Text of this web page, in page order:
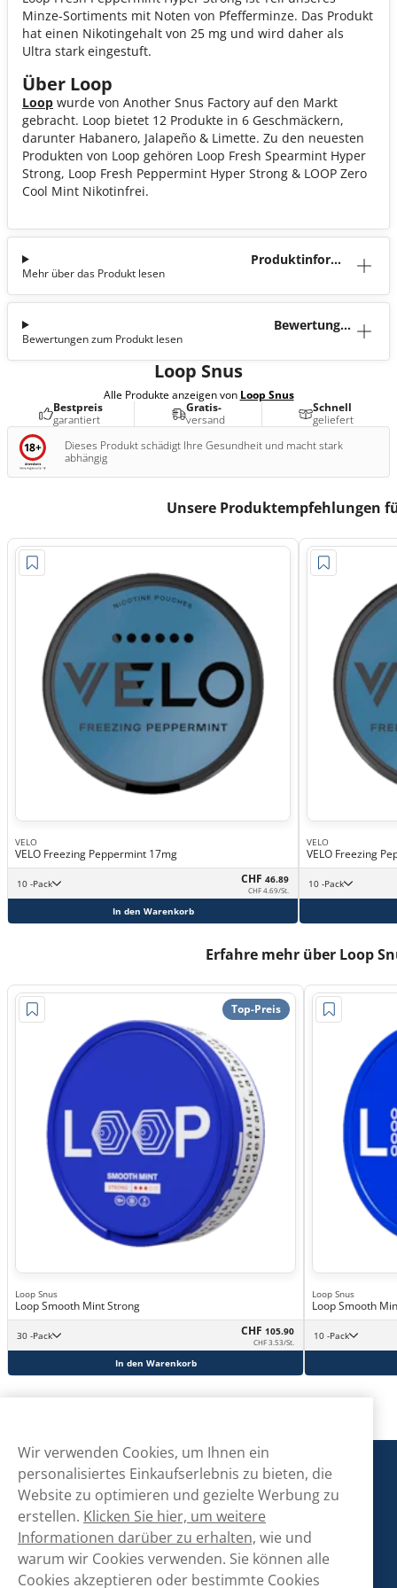
Minze-Sortiments mit Noten von Pfefferminze. Das Produkt
hat einen Nikotingehalt von 25 mg und wird daher als
Ultra stark eingestuft.
Über Loop
Loop wurde von Another Snus Factory auf den Markt
gebracht. Loop bietet 12 Produkte in 6 Geschmäckern,
darunter Habanero, Jalapeño & Limette. Zu den neuesten
Produkten von Loop gehören Loop Fresh Spearmint Hyper
Strong, Loop Fresh Peppermint Hyper Strong & LOOP Zero
Cool Mint Nikotinfrei.
Produktinforma
Mehr über das Produkt lesen
Bewertunge
Bewertungen zum Produkt lesen
Loop Snus
Alle Produkte anzeigen von Loop Snus
Bestpreis
garantiert
Gratis-
versand
Schnell
geliefert
Dieses Produkt schädigt Ihre Gesundheit und macht stark
abhängig
Unsere Produktempfehlungen
VELO
VELO Freezing Peppermint 17mg
10 -Pack CHF 46.89
CHF 4.69/St.
In den Warenkorb
VELO
VELO Freezing
10 -Pack
Erfahre mehr über Loop
Top-Preis
Loop Snus
Loop Smooth Mint Strong
30 -Pack CHF 105.90
CHF 3.53/St.
In den Warenkorb
Loop Snus
Loop Smooth
10 -Pack
Snusmarkt
Kontaktiere uns!
hallo@snusmarkt.ch
Wir verwenden Cookies, um Ihnen ein
personalisiertes Einkaufserlebnis zu bieten, die
Website zu optimieren und gezielte Werbung zu
erstellen. Klicken Sie hier, um weitere
Informationen darüber zu erhalten, wie und
warum wir Cookies verwenden. Sie können alle
Cookies akzeptieren oder bestimmte Cookies